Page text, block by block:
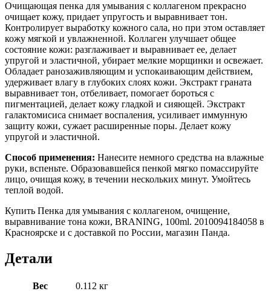
Очищающая пенка для умывания с коллагеном прекрасно
очищает кожу, придает упругость и выравнивает тон.
Контролирует выработку кожного сала, но при этом оставляет
кожу мягкой и увлажненной. Коллаген улучшает общее
состояние кожи: разглаживает и выравнивает ее, делает
упругой и эластичной, убирает мелкие морщинки и освежает.
Обладает ранозаживляющим и успокаивающим действием,
удерживает влагу в глубоких слоях кожи. Экстракт граната
выравнивает тон, отбеливает, помогает бороться с
пигментацией, делает кожу гладкой и сияющей. Экстракт
галактомисиса снимает воспаления, усиливает иммунную
защиту кожи, сужает расширенные поры. Делает кожу
упругой и эластичной.
Способ применения: Нанесите немного средства на влажные
руки, вспеньте. Образовавшейся пенкой мягко помассируйте
лицо, очищая кожу, в течении нескольких минут. Умойтесь
теплой водой.
Купить Пенка для умывания с коллагеном, очищение,
выравнивание тона кожи, BRANING, 100ml. 2010094184058 в
Красноярске и с доставкой по России, магазин Панда.
Детали
Вес 0.112 кг